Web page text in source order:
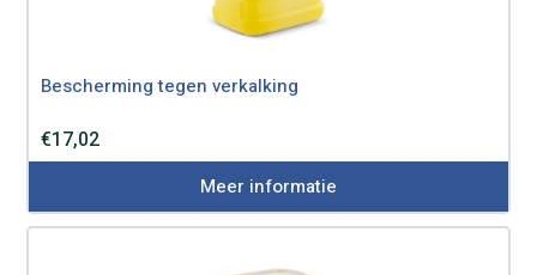
Bescherming tegen verkalking
€17,02
Meer informatie